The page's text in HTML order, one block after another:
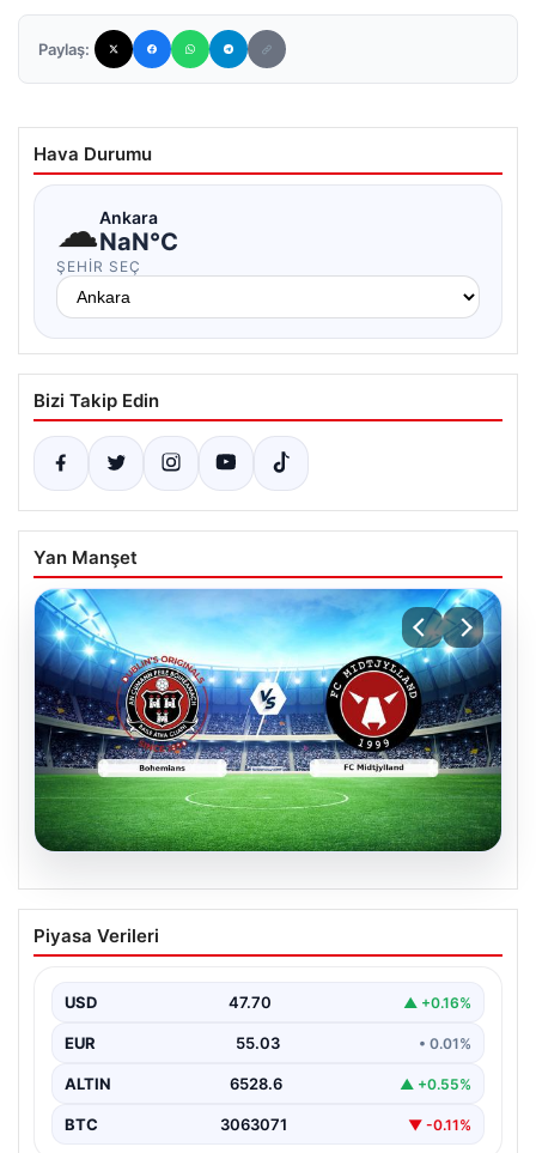
Paylaş:
Hava Durumu
☁Ankara
NaN°C
ŞEHIR SEÇ
Bizi Takip Edin
Yan Manşet
06.08.2026
CANLI | Bohemians – FC Midtjylland
Maç Detayları ve Canlı Yayın Bilgileri
Ağustos 2026 tarihinde Dublin’deki Dalymount…
Piyasa Verileri
USD 47.70 ▲ +0.16%
EUR 55.03 • 0.01%
ALTIN 6528.6 ▲ +0.55%
BTC 3063071 ▼ -0.11%